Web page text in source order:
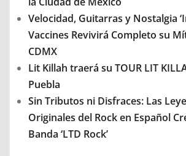
Velocidad, Guitarras y Nostalgia
Vaccines Revivirá Completo su
CDMX
Lit Killah traerá su TOUR LIT
Puebla
Sin Tributos ni Disfraces: Las
Originales del Rock en Español
Banda ‘LTD Rock’